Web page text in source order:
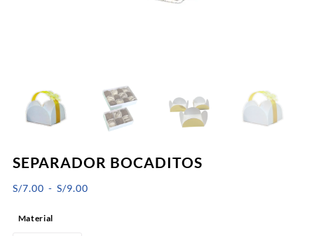
SEPARADOR BOCADITOS
S/7.00 - S/9.00Rango
Material